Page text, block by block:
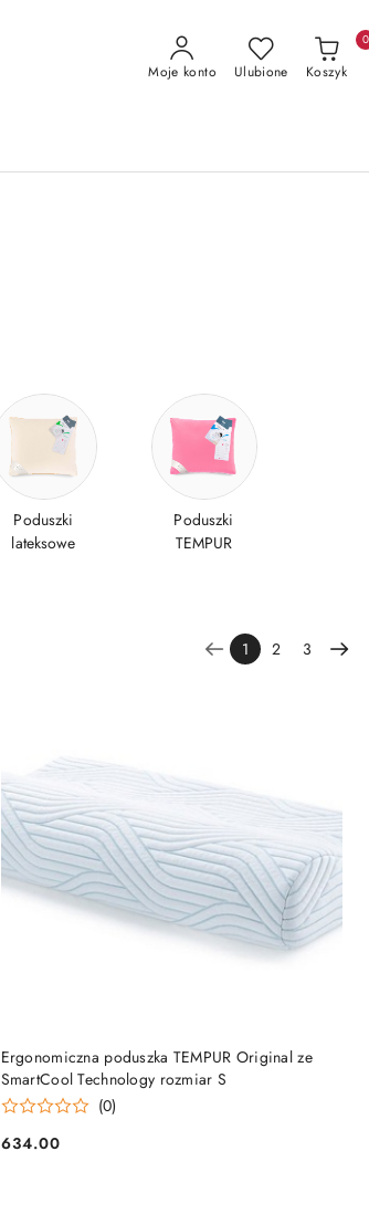
Moje konto Ulubione Koszyk
0
Poduszki
lateksowe
Poduszki
TEMPUR
1 2 3
Ergonomiczna poduszka TEMPUR Original ze
SmartCool Technology rozmiar S
(0)
Cena:
634.00
DO KOSZYKA